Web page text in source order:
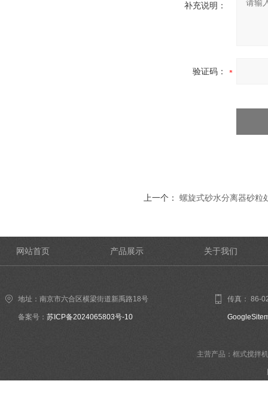
补充说明：
验证码：
上一个： 螺旋式砂水分离器砂粒
网站首页 产品展示 关于我们
地址：南京市六合区横梁街道新禹路18号
备案号： 苏ICP备2024065803号-10
传真： 86-
主营产品：框式搅拌